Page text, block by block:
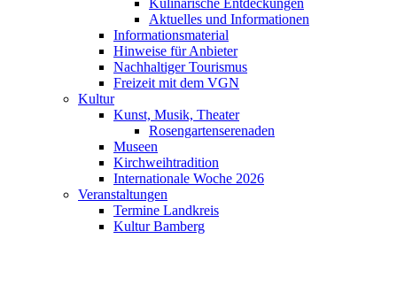
Kulinarische Entdeckungen
Aktuelles und Informationen
Informationsmaterial
Hinweise für Anbieter
Nachhaltiger Tourismus
Freizeit mit dem VGN
Kultur
Kunst, Musik, Theater
Rosengartenserenaden
Museen
Kirchweihtradition
Internationale Woche 2026
Veranstaltungen
Termine Landkreis
Kultur Bamberg